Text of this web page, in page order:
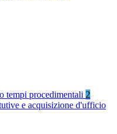
tempi procedimentali 2
e acquisizione d'ufficio